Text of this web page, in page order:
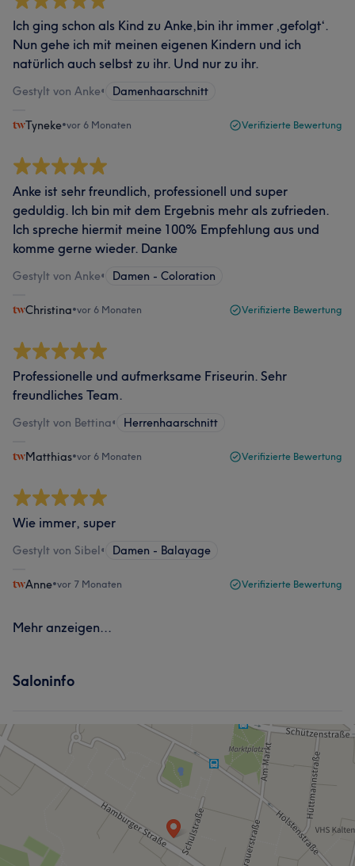
Ich ging schon als Kind zu Anke,bin ihr immer ‚gefolgt‘.
Nun gehe ich mit meinen eigenen Kindern und ich
natürlich auch selbst zu ihr. Und nur zu ihr.
Gestylt von Anke• Damenhaarschnitt
Tyneke•vor 6 Monaten Verifizierte Bewertung
Anke ist sehr freundlich, professionell und super
geduldig. Ich bin mit dem Ergebnis mehr als zufrieden.
Ich spreche hiermit meine 100% Empfehlung aus und
komme gerne wieder. Danke
Gestylt von Anke• Damen - Coloration
Christina•vor 6 Monaten Verifizierte Bewertung
Professionelle und aufmerksame Friseurin. Sehr
freundliches Team.
Gestylt von Bettina• Herrenhaarschnitt
Matthias•vor 6 Monaten Verifizierte Bewertung
Wie immer, super
Gestylt von Sibel• Damen - Balayage
Anne•vor 7 Monaten Verifizierte Bewertung
Mehr anzeigen...
Saloninfo